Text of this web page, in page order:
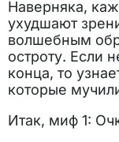
Наверняка,
ухудшают
волшебным
остроту. Если
конца, то
которые
Итак, миф 1: